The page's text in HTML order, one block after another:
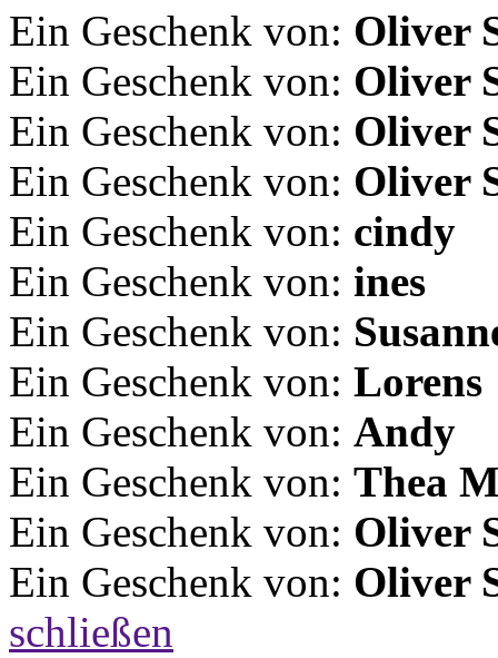
Ein Geschenk von: Oliver
Ein Geschenk von: Oliver
Ein Geschenk von: Oliver
Ein Geschenk von: Oliver
Ein Geschenk von: cindy
Ein Geschenk von: ines
Ein Geschenk von:
Ein Geschenk von: Lorens
Ein Geschenk von: Andy
Ein Geschenk von: Thea
Ein Geschenk von: Oliver
Ein Geschenk von: Oliver
schließen